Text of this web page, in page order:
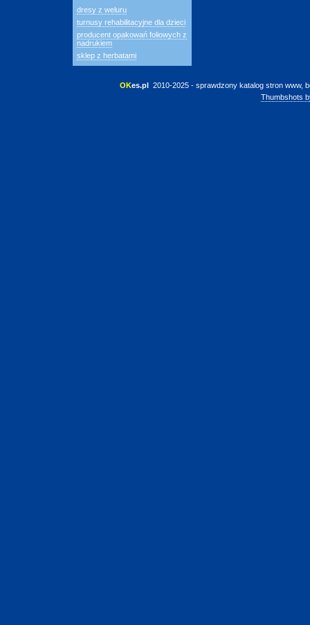
dresy z weluru
turnusy rehabilitacyjne dla dzieci
producent opakowań foliowych z
nadrukiem
sklep z herbatami
OKes.pl 2010-2025 - sprawdzony katalog stron www,
Thumbshots